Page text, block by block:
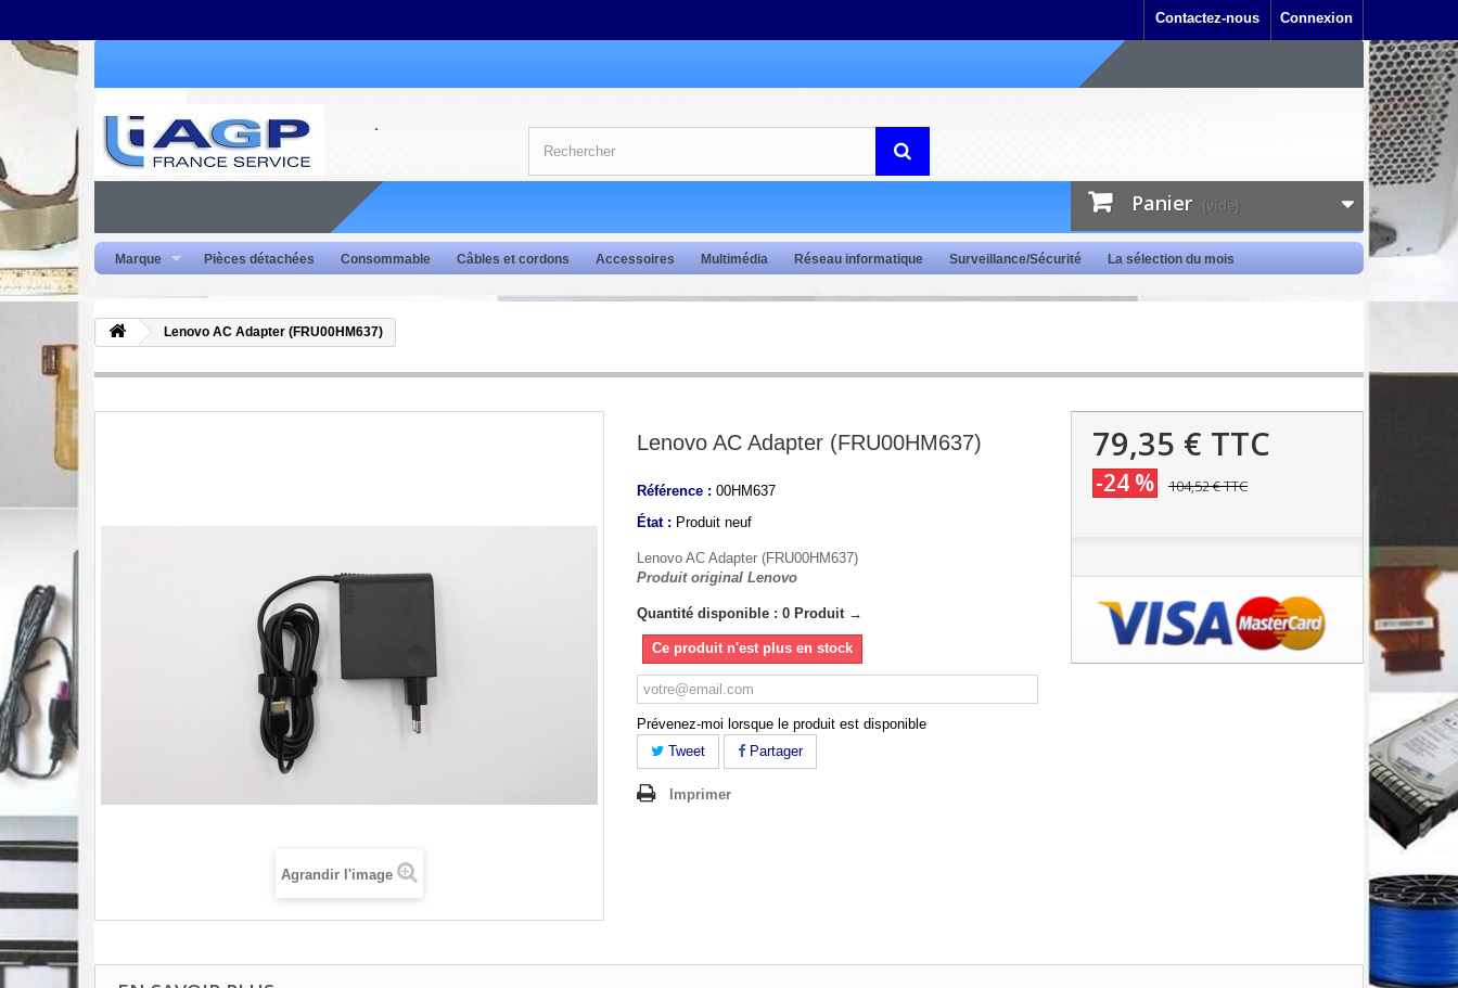
Connexion
Contactez-nous
Panier (vide)
Marque Pièces détachées Consommable Câbles et cordons Accessoires Multimédia Réseau informatique Surveillance/Sécurité La sélection du mois
Lenovo AC Adapter (FRU00HM637)
Agrandir l'image
Lenovo AC Adapter (FRU00HM637)
Référence : 00HM637
État : Produit neuf
Lenovo AC Adapter (FRU00HM637)
Produit original Lenovo
Quantité disponible : 0 Produit →
Ce produit n'est plus en stock
Prévenez-moi lorsque le produit est disponible
Tweet
Partager
Imprimer
79,35 € TTC
-24 % 104,52 €TTC